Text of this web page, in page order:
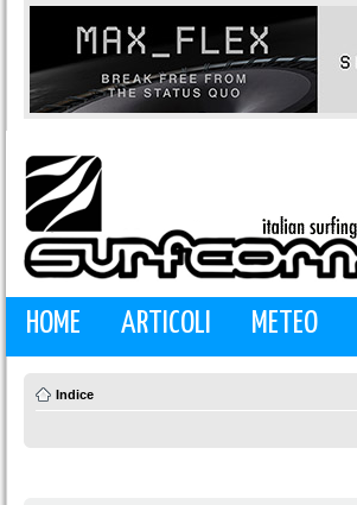
HOME ARTICOLI METEO
Indice